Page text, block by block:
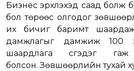
Бизнес эрхлэхэд саад болж
бол төрөөс олгодог
их бичиг баримт
дамжлагыг дамжиж 100
шаардлага үүсгэдэг
болсон. Зөвшөөрлийн тухай